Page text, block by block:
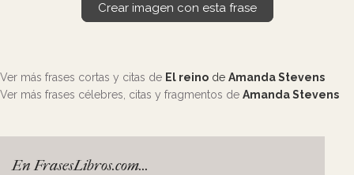
Crear imagen con esta frase
Ver más frases cortas y citas de El reino de Amanda Stevens
Ver más frases célebres, citas y fragmentos de Amanda Stevens
En FrasesLibros.com...